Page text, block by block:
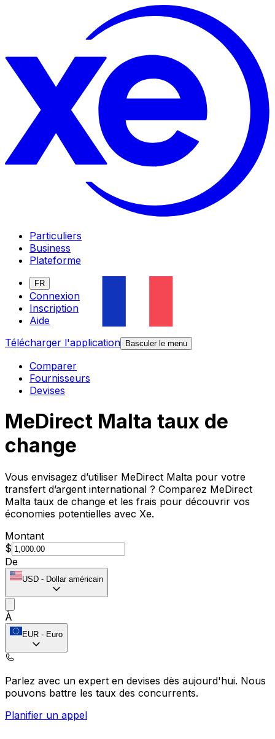
Particuliers
Business
Plateforme
FR
Connexion
Inscription
Aide
Télécharger l'application
Basculer le menu
Comparer
Fournisseurs
Devises
MeDirect Malta taux de
change
Vous envisagez d’utiliser MeDirect Malta pour votre
transfert d’argent international ? Comparez MeDirect
Malta taux de change et les frais pour découvrir vos
économies potentielles avec Xe.
Montant
$
De
USD - Dollar américain
À
EUR - Euro
Parlez avec un expert en devises dès aujourd'hui. Nous
pouvons battre les taux des concurrents.
Planifier un appel